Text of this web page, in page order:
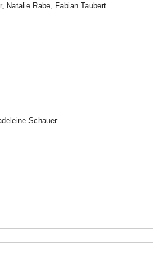
Natalie Rabe, Fabian Taubert
Schauer